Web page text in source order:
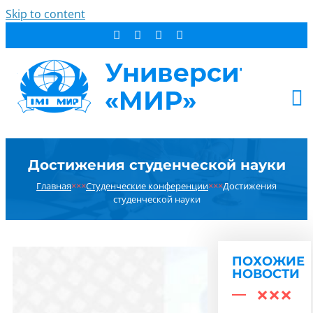
Skip to content
СТУДЕНТУ
ДОПОБРАЗОВАНИЕ
Достижения студенческой науки
Главная×××Студенческие конференции×××Достижения
студенческой науки
ПОХОЖИЕ
НОВОСТИ